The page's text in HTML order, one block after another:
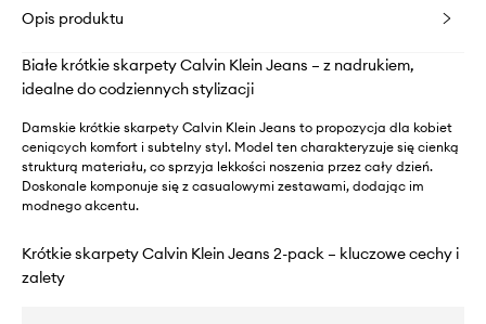
Opis produktu
Białe krótkie skarpety Calvin Klein Jeans – z nadrukiem,
idealne do codziennych stylizacji
Damskie krótkie skarpety Calvin Klein Jeans to propozycja dla kobiet
ceniących komfort i subtelny styl. Model ten charakteryzuje się cienką
strukturą materiału, co sprzyja lekkości noszenia przez cały dzień.
Doskonale komponuje się z casualowymi zestawami, dodając im
modnego akcentu.
Krótkie skarpety Calvin Klein Jeans 2-pack – kluczowe cechy i
zalety